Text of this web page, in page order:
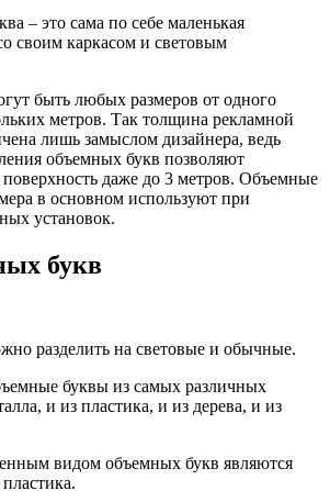
– это сама по себе маленькая
своим каркасом и световым
быть любых размеров от одного
метров. Так толщина рекламной
лишь замыслом дизайнера, ведь
объемных букв позволяют
поверхность даже до 3 метров. Объемные
в основном используют при
установок.
букв
разделить на световые и обычные.
буквы из самых различных
и из пластика, и из дерева, и из
видом объемных букв являются